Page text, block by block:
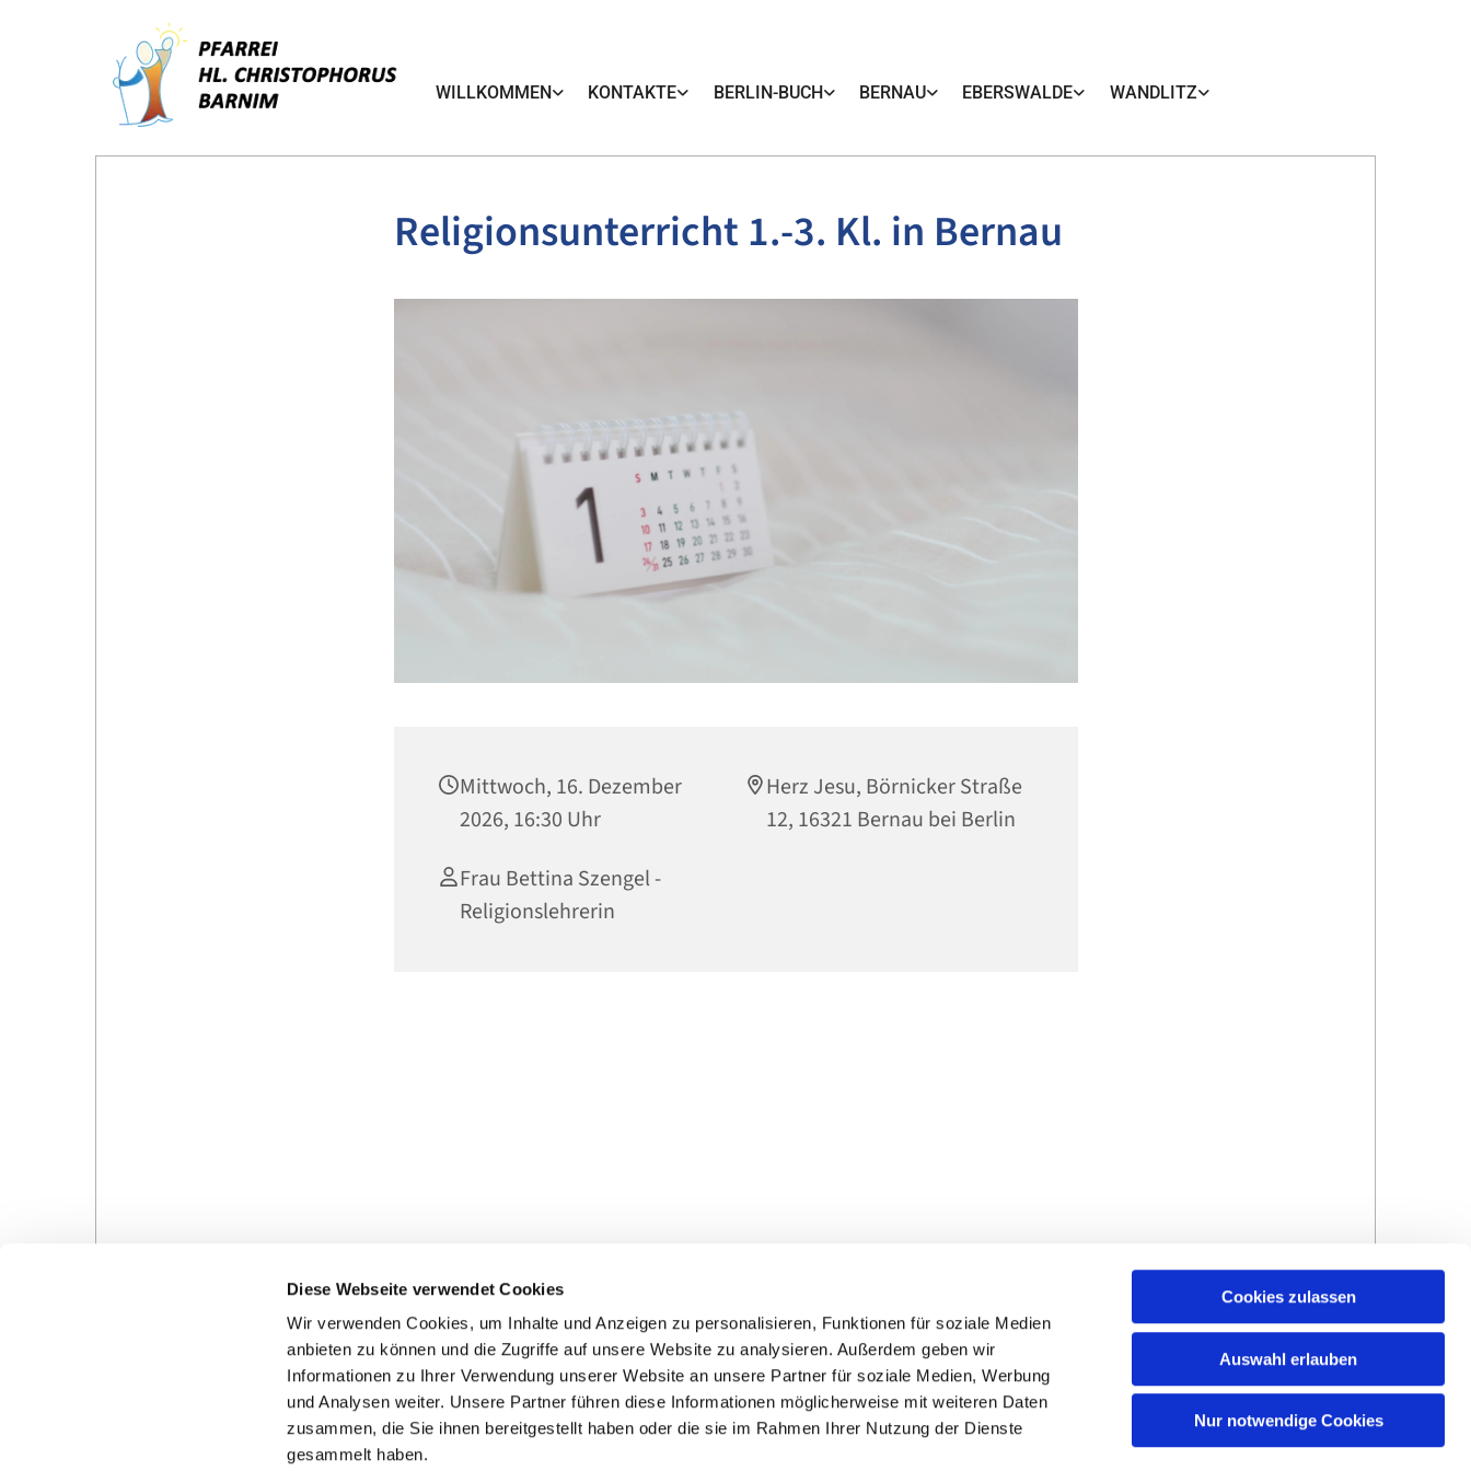
Diese Webseite verwendet Cookies
Wir verwenden Cookies, um Inhalte und Anzeigen zu personalisieren, Funktionen für soziale Medien
anbieten zu können und die Zugriffe auf unsere Website zu analysieren. Außerdem geben wir
Informationen zu Ihrer Verwendung unserer Website an unsere Partner für soziale Medien, Werbung
und Analysen weiter. Unsere Partner führen diese Informationen möglicherweise mit weiteren Daten
zusammen, die Sie ihnen bereitgestellt haben oder die sie im Rahmen Ihrer Nutzung der Dienste
gesammelt haben.
Cookies zulassen
Auswahl erlauben
Nur notwendige Cookies
WILLKOMMEN KONTAKTE BERLIN-BUCH BERNAU EBERSWALDE WANDLITZ
Religionsunterricht 1.-3. Kl. in Bernau
Mittwoch, 16. Dezember
2026, 16:30 Uhr
Herz Jesu, Börnicker Straße
12, 16321 Bernau bei Berlin
Frau Bettina Szengel -
Religionslehrerin
Gottesdienste in der Pfarrei
Veranstaltungen in der
Pfarrei
Kontakte
Ansprechpersonen zum Schutz vor
Hinweisgebersystem
Impressum und